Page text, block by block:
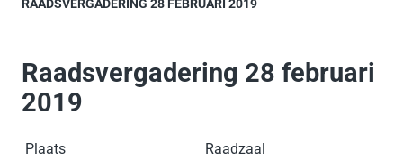
RAADSVERGADERING 28 FEBRUARI 2019
Raadsvergadering 28 februari
2019
Plaats Raadzaal